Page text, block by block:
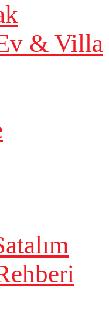
& Villa